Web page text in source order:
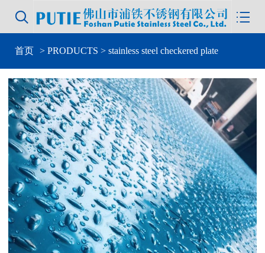


首页 > PRODUCTS > stainless steel checkered plate